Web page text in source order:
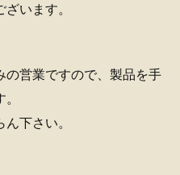
います。
の営業ですので、製品を手
下さい。